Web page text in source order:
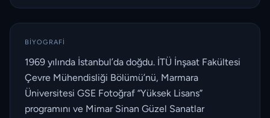
BIYOGRAFI
1969 yılında İstanbul’da doğdu. İTÜ İnşaat Fakültesi
Çevre Mühendisliği Bölümü’nü, Marmara
Üniversitesi GSE Fotoğraf “Yüksek Lisans”
programını ve Mimar Sinan Güzel Sanatlar